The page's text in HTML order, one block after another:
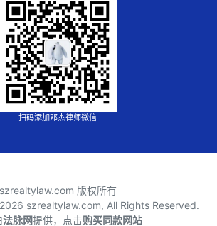
扫码添加邓杰律师微信
szrealtylaw.com 版权所有
szrealtylaw.com, All Rights Reserved.
法脉网提供，点击购买同款网站